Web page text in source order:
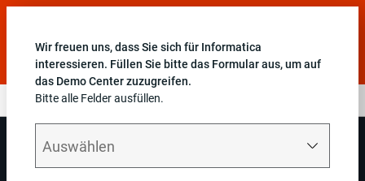
Daten und KI, die auf der Informatica World vorgestellt
wurden.Jetzt ansehen
Wir freuen uns, dass Sie sich für Informatica
interessieren. Füllen Sie bitte das Formular aus, um auf
das Demo Center zuzugreifen.
Bitte alle Felder ausfüllen.